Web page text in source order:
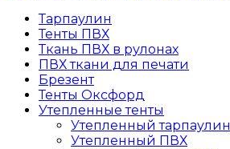
Тарпаулин
Тенты ПВХ
Ткань ПВХ в рулонах
ПВХ ткани для печати
Брезент
Тенты Оксфорд
Утепленные тенты
Утепленный тарпаулин
Утепленный ПВХ